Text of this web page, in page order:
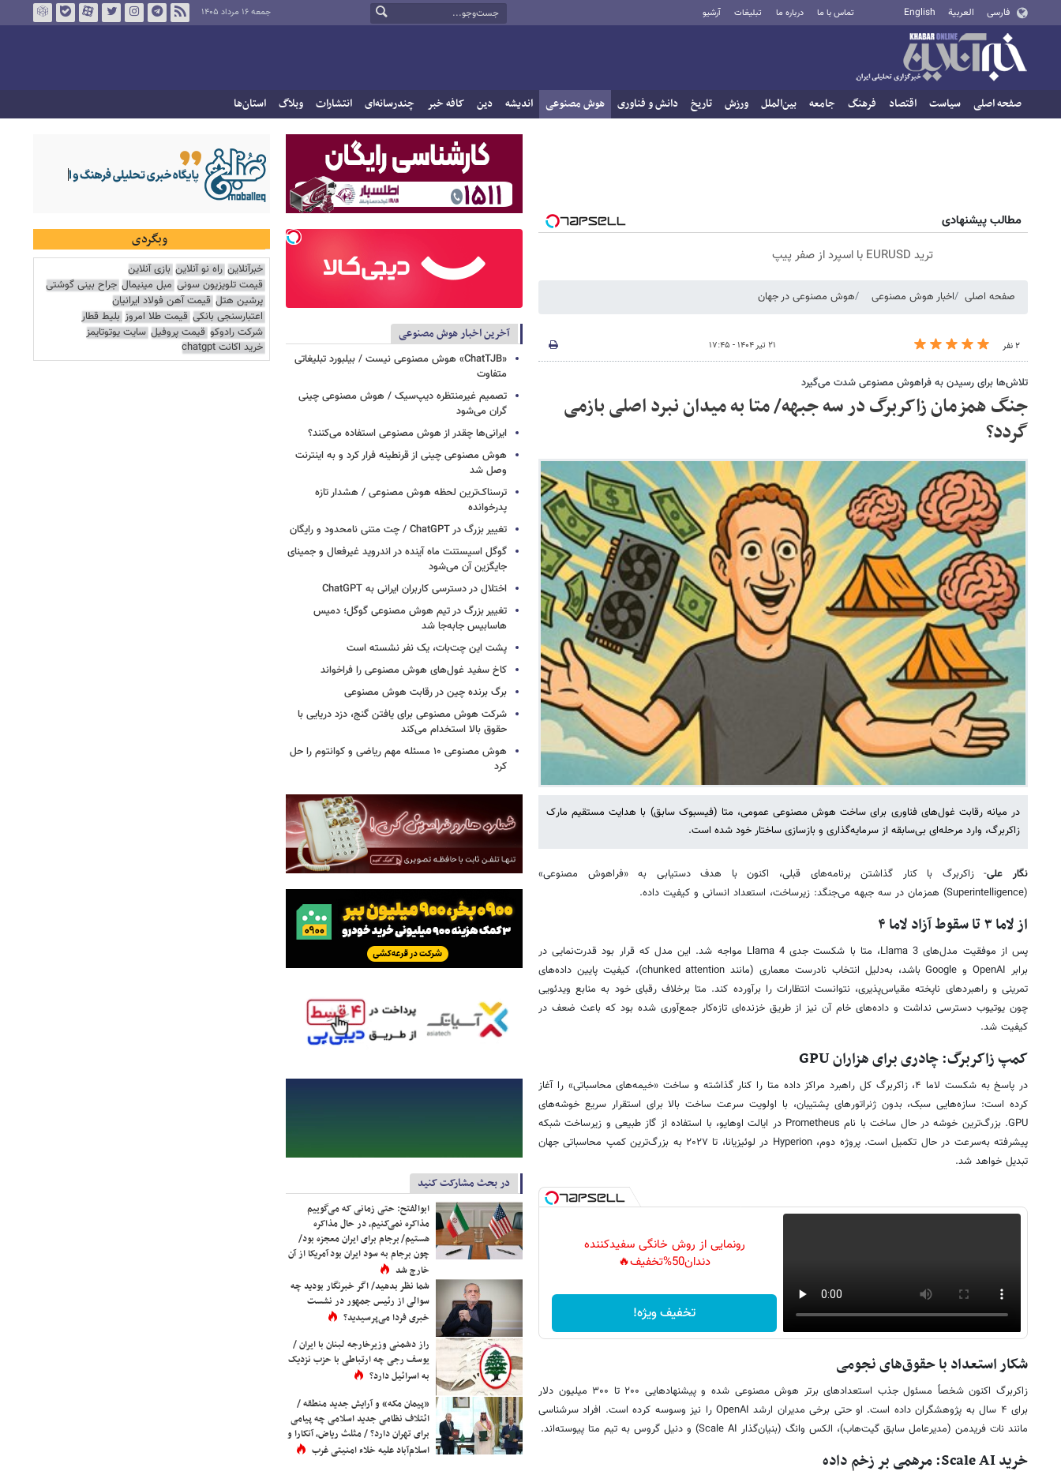
فارسی العربية English تماس با ما درباره ما تبلیغات آرشیو جمعه ۱۶ مرداد ۱۴۰۵
صفحه اصلی سیاست اقتصاد فرهنگ جامعه بین‌الملل ورزش تاریخ دانش و فناوری هوش مصنوعی اندیشه دین کافه خبر چندرسانه‌ای انتشارات وبلاگ استان‌ها
مطالب پیشنهادی
ترید EURUSD با اسپرد از صفر پیپ
صفحه اصلی اخبار هوش مصنوعی هوش مصنوعی در جهان
۲ نفر ۲۱ تیر ۱۴۰۴ - ۱۷:۴۵
تلاش‌ها برای رسیدن به فراهوش مصنوعی شدت می‌گیرد
جنگ همزمان زاکربرگ در سه جبهه/ متا به میدان نبرد اصلی بازمی
گردد؟
در میانه رقابت غول‌های فناوری برای ساخت هوش مصنوعی عمومی، متا (فیسبوک سابق) با هدایت مستقیم مارک
زاکربرگ، وارد مرحله‌ای بی‌سابقه از سرمایه‌گذاری و بازسازی ساختار خود شده است.
نگار علی- زاکربرگ با کنار گذاشتن برنامه‌های قبلی، اکنون با هدف دستیابی به «فراهوش مصنوعی»
(Superintelligence) همزمان در سه جبهه می‌جنگد: زیرساخت، استعداد انسانی و کیفیت داده.
از لاما ۳ تا سقوط آزاد لاما ۴
پس از موفقیت مدل‌های Llama 3، متا با شکست جدی Llama 4 مواجه شد. این مدل که قرار بود قدرت‌نمایی در
برابر OpenAI و Google باشد، به‌دلیل انتخاب نادرست معماری (مانند chunked attention)، کیفیت پایین داده‌های
تمرینی و راهبردهای ناپخته مقیاس‌پذیری، نتوانست انتظارات را برآورده کند. متا برخلاف رقبای خود به منابع ویدئویی
چون یوتیوب دسترسی نداشت و داده‌های خام آن نیز از طریق خزنده‌ای تازه‌کار جمع‌آوری شده بود که باعث ضعف در
کیفیت شد.
کمپ زاکربرگ: چادری برای هزاران GPU
در پاسخ به شکست لاما ۴، زاکربرگ کل راهبرد مراکز داده متا را کنار گذاشته و ساخت «خیمه‌های محاسباتی» را آغاز
کرده است: سازه‌هایی سبک، بدون ژنراتورهای پشتیبان، با اولویت سرعت ساخت بالا برای استقرار سریع خوشه‌های
GPU. بزرگ‌ترین خوشه در حال ساخت با نام Prometheus در ایالت اوهایو، با استفاده از گاز طبیعی و زیرساخت شبکه
پیشرفته به‌سرعت در حال تکمیل است. پروژه دوم، Hyperion در لوئیزیانا، تا ۲۰۲۷ به بزرگ‌ترین کمپ محاسباتی جهان
تبدیل خواهد شد.
رونمایی از روش خانگی سفیدکننده
دندان50%تخفیف🔥
تخفیف ویژه!
شکار استعداد با حقوق‌های نجومی
زاکربرگ اکنون شخصاً مسئول جذب استعدادهای برتر هوش مصنوعی شده و پیشنهادهایی ۲۰۰ تا ۳۰۰ میلیون دلار
برای ۴ سال به پژوهشگران داده است. او حتی برخی مدیران ارشد OpenAI را نیز وسوسه کرده است. افراد سرشناسی
مانند نات فریدمن (مدیرعامل سابق گیت‌هاب)، الکس وانگ (بنیان‌گذار Scale AI) و دنیل گروس به تیم متا پیوسته‌اند.
خرید Scale AI: مرهمی بر زخم داده
آخرین اخبار هوش مصنوعی
«ChatTJB» هوش مصنوعی نیست / بیلبورد تبلیغاتی
متفاوت
تصمیم غیرمنتظره دیپ‌سیک / هوش مصنوعی چینی
گران می‌شود
ایرانی‌ها چقدر از هوش مصنوعی استفاده می‌کنند؟
هوش مصنوعی چینی از قرنطینه فرار کرد و به اینترنت
وصل شد
ترسناک‌ترین لحظه هوش مصنوعی / هشدار تازه
پدرخوانده
تغییر بزرگ در ChatGPT / چت متنی نامحدود و رایگان
گوگل اسیستنت ماه آینده در اندروید غیرفعال و جمینای
جایگزین آن می‌شود
اختلال در دسترسی کاربران ایرانی به ChatGPT
تغییر بزرگ در تیم هوش مصنوعی گوگل؛ دمیس
هاسابیس جابه‌جا شد
پشت این چت‌بات، یک نفر نشسته است
کاخ سفید غول‌های هوش مصنوعی را فراخواند
برگ برنده چین در رقابت هوش مصنوعی
شرکت هوش مصنوعی برای یافتن گنج، دزد دریایی با
حقوق بالا استخدام می‌کند
هوش مصنوعی ۱۰ مسئله مهم ریاضی و کوانتوم را حل
کرد
در بحث مشارکت کنید
ابوالفتح: حتی زمانی که می‌گوییم
مذاکره نمی‌کنیم، در حال مذاکره
هستیم/ برجام برای ایران معجزه بود/
چون برجام به سود ایران بود آمریکا از آن
خارج شد
شما نظر بدهید/ اگر خبرنگار بودید چه
سوالی از رئیس جمهور در نشست
خبری فردا می‌پرسیدید؟
راز دشمنی وزیرخارجه لبنان با ایران /
یوسف رجی چه ارتباطی با حزب نزدیک
به اسرائیل دارد؟
«پیمان مکه» و آرایش جدید منطقه /
ائتلاف نظامی جدید اسلامی چه پیامی
برای تهران دارد؟ / مثلث ریاض، آنکارا و
اسلام‌آباد علیه خلاء امنیتی غرب
وبگردی
خبرآنلاین راه نو آنلاین بازی آنلاین
قیمت تلویزیون سونی مبل مینیمال جراح بینی گوشتی
پرشین هتل قیمت آهن فولاد ایرانیان
اعتبارسنجی بانکی قیمت طلا امروز بلیط قطار
شرکت رادوکو قیمت پروفیل سایت یوتوتایمز
خرید اکانت chatgpt